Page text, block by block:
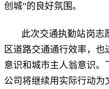
创城”的良好氛围。
此次交通执勤站岗志
区道路交通通行效率，
意识和城市主人翁意识
公司将继续用实际行动